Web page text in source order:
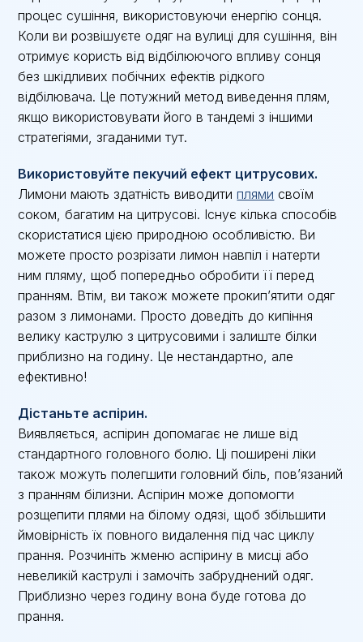
процес сушіння, використовуючи енергію сонця.
Коли ви розвішуєте одяг на вулиці для сушіння, він
отримує користь від відбілюючого впливу сонця
без шкідливих побічних ефектів рідкого
відбілювача. Це потужний метод виведення плям,
якщо використовувати його в тандемі з іншими
стратегіями, згаданими тут.
Використовуйте пекучий ефект цитрусових.
Лимони мають здатність виводитиплями своїм
соком, багатим на цитрусові. Існує кілька способів
скористатися цією природною особливістю. Ви
можете просто розрізати лимон навпіл і натерти
ним пляму, щоб попередньо обробити її перед
пранням. Втім, ви також можете прокип’ятити одяг
разом з лимонами. Просто доведіть до кипіння
велику каструлю з цитрусовими і залиште білки
приблизно на годину. Це нестандартно, але
ефективно!
Дістаньте аспірин.
Виявляється, аспірин допомагає не лише від
стандартного головного болю. Ці поширені ліки
також можуть полегшити головний біль, пов’язаний
з пранням білизни. Аспірин може допомогти
розщепити плями на білому одязі, щоб збільшити
ймовірність їх повного видалення під час циклу
прання. Розчиніть жменю аспірину в мисці або
невеликій каструлі і замочіть забруднений одяг.
Приблизно через годину вона буде готова до
прання.